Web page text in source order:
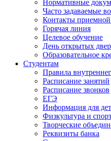
Нормативные
Часто задаваемые
Контакты
Горячая линия
Целевое обучение
День открытых
Образовательное
Студентам
Правила
Расписание занятий
Расписание звонков
ЕГЭ
Информация для
Физкультура и
Творческие
Реквизиты банка